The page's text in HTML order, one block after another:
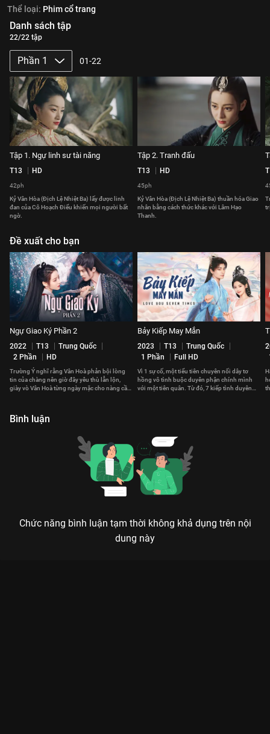
Thể loại: Phim cổ trang
Danh sách tập
22/22 tập
Phần 1 01-22
Tập 1. Ngự linh sư tài năng
T13 HD
42ph
Kỷ Vân Hòa (Địch Lệ Nhiệt Ba) lấy được linh
đan của Cô Hoạch Điểu khiến mọi người bất
ngờ.
Tập 2. Tranh đấu
T13 HD
45ph
Kỷ Vân Hòa (Địch Lệ Nhiệt Ba) thuần hóa Giao
nhân bằng cách thức khác với Lâm Hạo
Thanh.
Đề xuất cho bạn
Ngự Giao Ký Phần 2
2022 T13
Trung Quốc
2 Phần
HD
Trường Ý nghĩ rằng Vân Hoà phản bội lòng
tin của chàng nên giờ đây yêu thù lẫn lộn,
giày vò Vân Hoà từng ngày mặc cho nàng cầu
Bảy Kiếp May Mắn
2023 T13
Trung Quốc
1 Phần
Full HD
Vì 1 sự cố, một tiểu tiên chuyên nối dây tơ
hồng vô tình buộc duyên phận chính mình
với một tiên quân. Từ đó, 7 kiếp tình duyên
Bình luận
Chức năng bình luận tạm thời không khả dụng trên nội
dung này